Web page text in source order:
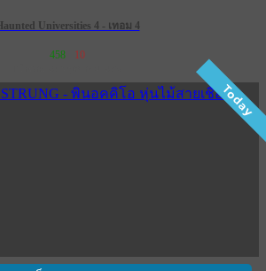
Haunted Universities 4 - เทอม 4
458 10
Today